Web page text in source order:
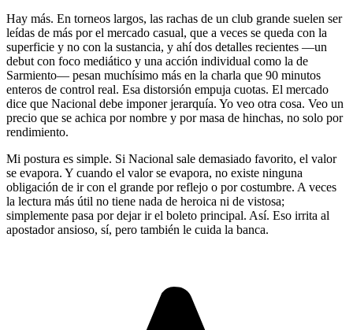
Hay más. En torneos largos, las rachas de un club grande suelen ser
leídas de más por el mercado casual, que a veces se queda con la
superficie y no con la sustancia, y ahí dos detalles recientes —un
debut con foco mediático y una acción individual como la de
Sarmiento— pesan muchísimo más en la charla que 90 minutos
enteros de control real. Esa distorsión empuja cuotas. El mercado
dice que Nacional debe imponer jerarquía. Yo veo otra cosa. Veo un
precio que se achica por nombre y por masa de hinchas, no solo por
rendimiento.
Mi postura es simple. Si Nacional sale demasiado favorito, el valor
se evapora. Y cuando el valor se evapora, no existe ninguna
obligación de ir con el grande por reflejo o por costumbre. A veces
la lectura más útil no tiene nada de heroica ni de vistosa;
simplemente pasa por dejar ir el boleto principal. Así. Eso irrita al
apostador ansioso, sí, pero también le cuida la banca.